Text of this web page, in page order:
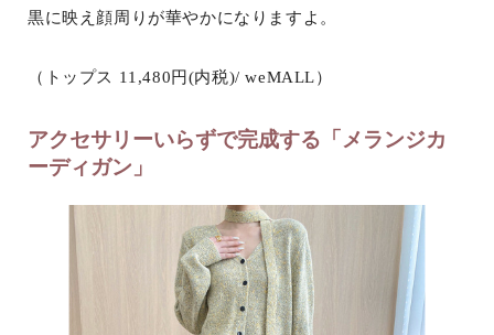
黒に映え顔周りが華やかになりますよ。
（トップス 11,480円(内税)/ weMALL）
アクセサリーいらずで完成する「メランジカ
ーディガン」